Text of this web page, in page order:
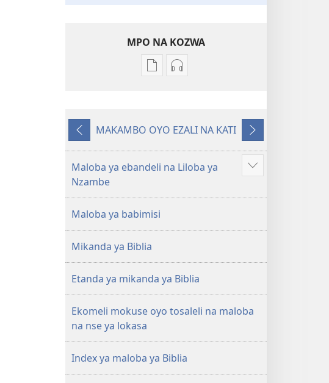
MPO NA KOZWA
Ndenge
Biblia
Libongoli
ya
Sika
(Ebongisami
2023)
Ndenge
ya
Biblia
—
ya
(Ebongisami
na
2023)
Oyo
eleki
MAKAMBO OYO EZALI NA KATI
Oyo
elandi
Maloba ya ebandeli na Liloba ya
Nzambe
Show
Maloba ya babimisi
Mikanda ya Biblia
Etanda ya mikanda ya Biblia
Ekomeli mokuse oyo tosaleli na maloba
na nse ya lokasa
Index ya maloba ya Biblia